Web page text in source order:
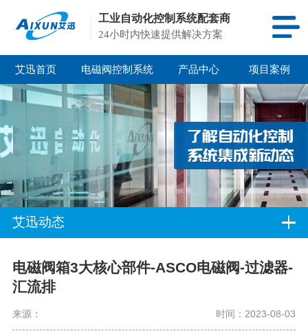
工业自动化控制系统配套商
24小时内快速提供解决方案
艾迅首页 电磁阀控制系统 产品中心 项目案例
艾迅动态
电磁阀箱3大核心部件-ASCO电磁阀-过滤器-
汇流排
来源： 时间：2023-08-03